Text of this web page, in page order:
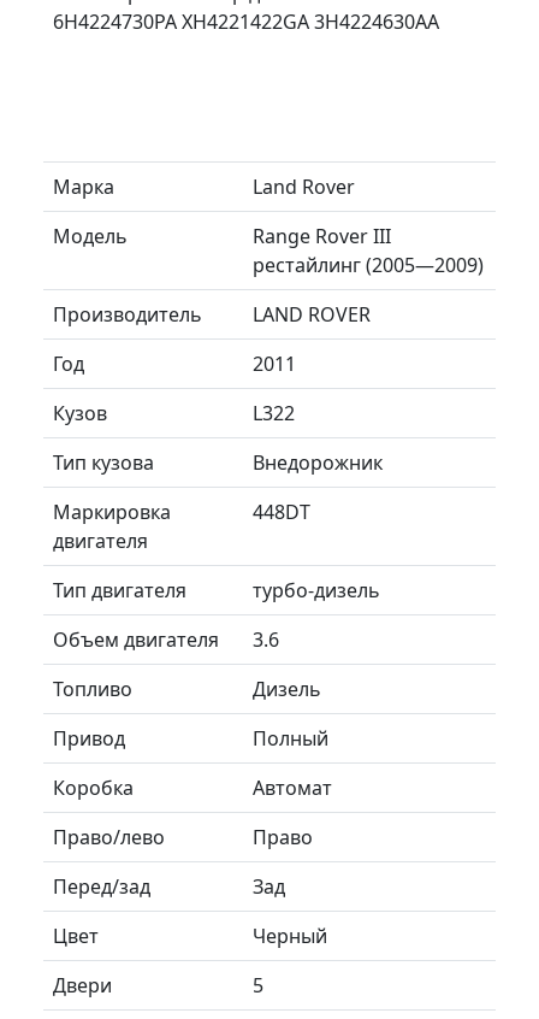
6H4224730PA XH4221422GA 3H4224630AA
Марка
Land Rover
Модель
Range Rover III
рестайлинг (2005—2009)
Производитель
LAND ROVER
Год
2011
Кузов
L322
Тип кузова
Внедорожник
Маркировка
двигателя
448DT
Тип двигателя
турбо-дизель
Объем двигателя
3.6
Топливо
Дизель
Привод
Полный
Коробка
Автомат
Право/лево
Право
Перед/зад
Зад
Цвет
Черный
Двери
5